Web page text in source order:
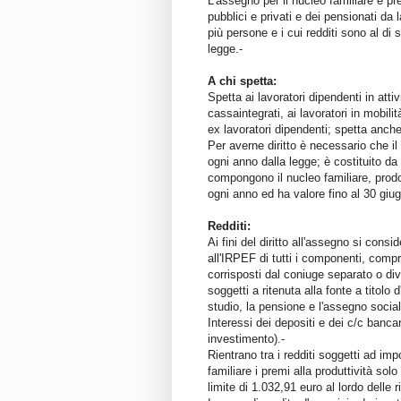
pubblici e privati e dei pensionati da
più persone e i cui redditi sono al di
legge.-
A chi spetta:
Spetta ai lavoratori dipendenti in
cassaintegrati, ai lavoratori in
ex lavoratori dipendenti; spetta
Per averne diritto è necessario che
ogni anno dalla legge; è costituito
compongono il nucleo familiare,
ogni anno ed ha valore fino al 30
Redditi:
Ai fini del diritto all'assegno si
all'IRPEF di tutti i componenti,
corrisposti dal coniuge separato o
soggetti a ritenuta alla fonte a titolo
studio, la pensione e l'assegno
Interessi dei depositi e dei c/c
investimento).-
Rientrano tra i redditi soggetti ad
familiare i premi alla produttività
limite di 1.032,91 euro al lordo delle